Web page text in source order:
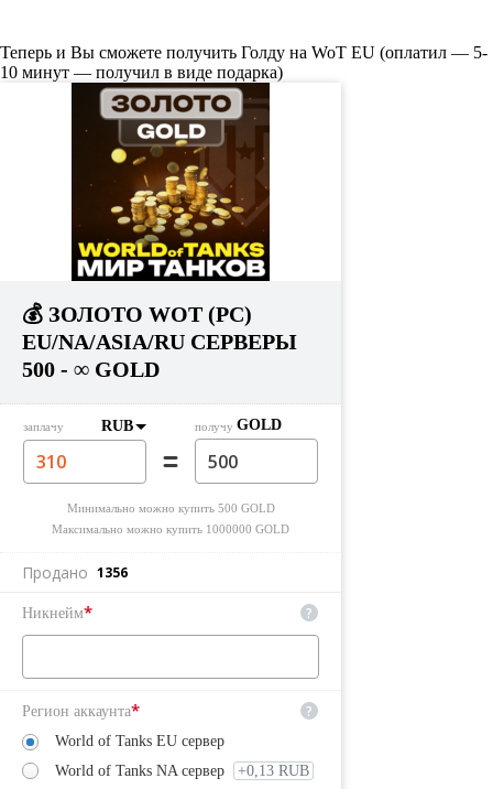
Теперь и Вы сможете получить Голду на WoT EU (оплатил — 5-
10 минут — получил в виде подарка)
💰 ЗОЛОТО WOT (PC)
EU/NA/ASIA/RU СЕРВЕРЫ
500 - ∞ GOLD
заплачу RUB получу GOLD
Минимально можно купить 500 GOLD
Максимально можно купить 1000000 GOLD
Продано 1356
Никнейм* ?
Регион аккаунта* ?
World of Tanks EU сервер
World of Tanks NA сервер
+0,13 RUB